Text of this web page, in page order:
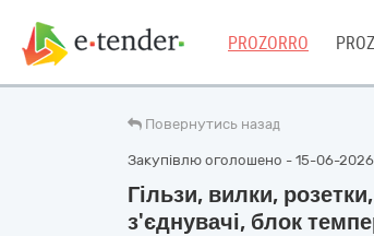
PROZORRO
Повернутись назад
Закупівлю оголошено - 15-06-2026,
Гільзи, вилки,
з'єднувачі, блок